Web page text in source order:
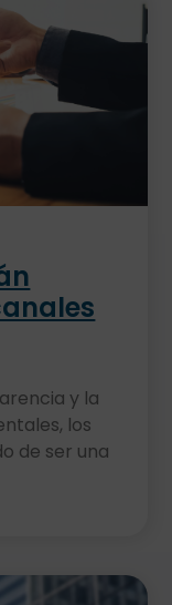
y la
los
de ser una